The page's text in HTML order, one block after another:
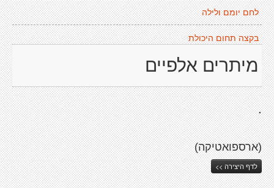
לחם יומם ולילה
בקצה תחום היכולת
מיתרים אלפיים
.
(ארספואטיקה)
לדף היצירה >>